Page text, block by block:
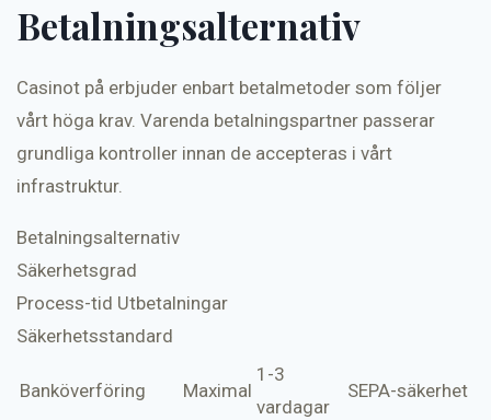
Betalningsalternativ
Casinot på erbjuder enbart betalmetoder som följer
vårt höga krav. Varenda betalningspartner passerar
grundliga kontroller innan de accepteras i vårt
infrastruktur.
Betalningsalternativ
Säkerhetsgrad
Process-tid Utbetalningar
Säkerhetsstandard
Banköverföring Maximal
1-3
vardagar
SEPA-säkerhet